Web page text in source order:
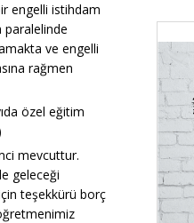
engelli istihdam
paralelinde
ve engelli
rağmen
özel eğitim
mevcuttur.
geleceği
teşekkürü borç